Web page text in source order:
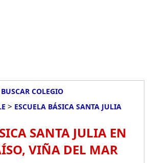
COLEGIO
> ESCUELA BÁSICA SANTA JULIA
SANTA JULIA EN
VIÑA DEL MAR